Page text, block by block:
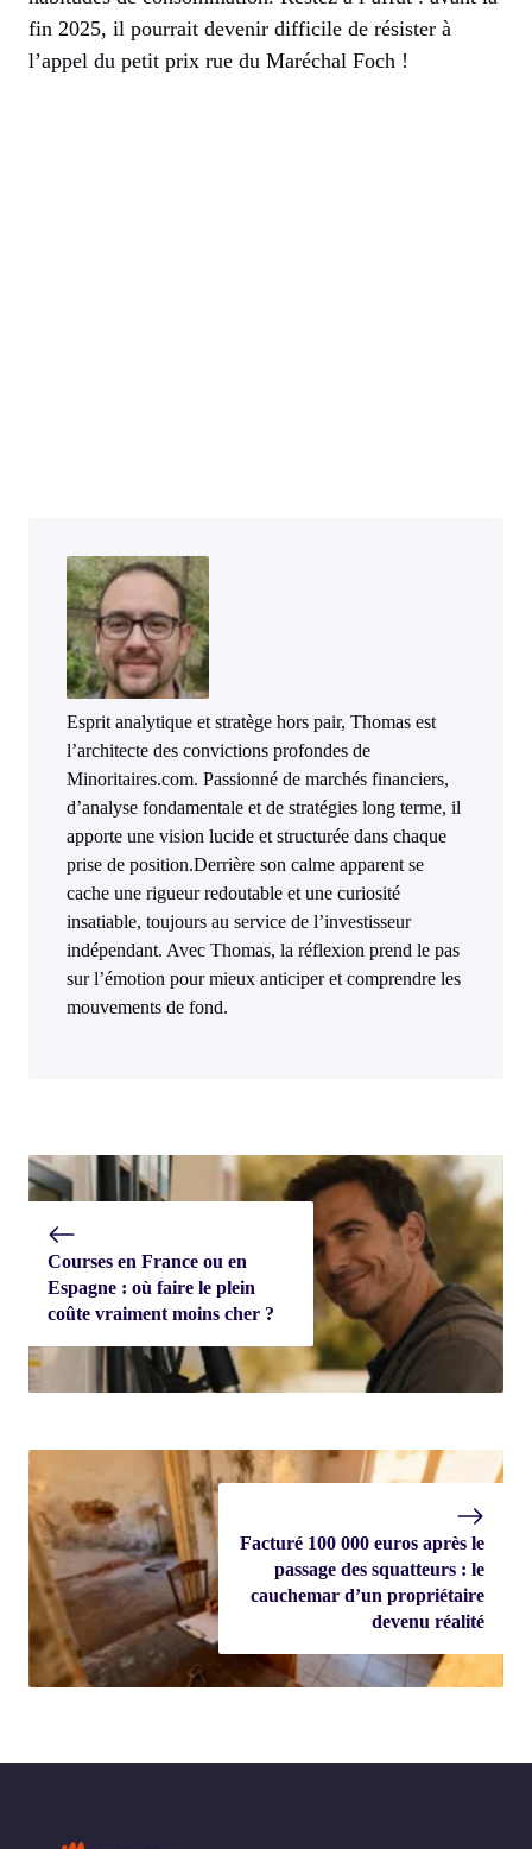
fin 2025, il pourrait devenir difficile de résister à
l’appel du petit prix rue du Maréchal Foch !
Esprit analytique et stratège hors pair, Thomas est
l’architecte des convictions profondes de
Minoritaires.com. Passionné de marchés financiers,
d’analyse fondamentale et de stratégies long terme, il
apporte une vision lucide et structurée dans chaque
prise de position.Derrière son calme apparent se
cache une rigueur redoutable et une curiosité
insatiable, toujours au service de l’investisseur
indépendant. Avec Thomas, la réflexion prend le pas
sur l’émotion pour mieux anticiper et comprendre les
mouvements de fond.
Courses en France ou en
Espagne : où faire le plein
coûte vraiment moins cher ?
Facturé 100 000 euros après le
passage des squatteurs : le
cauchemar d’un propriétaire
devenu réalité